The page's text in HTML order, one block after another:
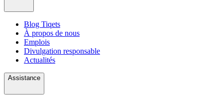
Blog Tiqets
À propos de nous
Emplois
Divulgation responsable
Actualités
Assistance